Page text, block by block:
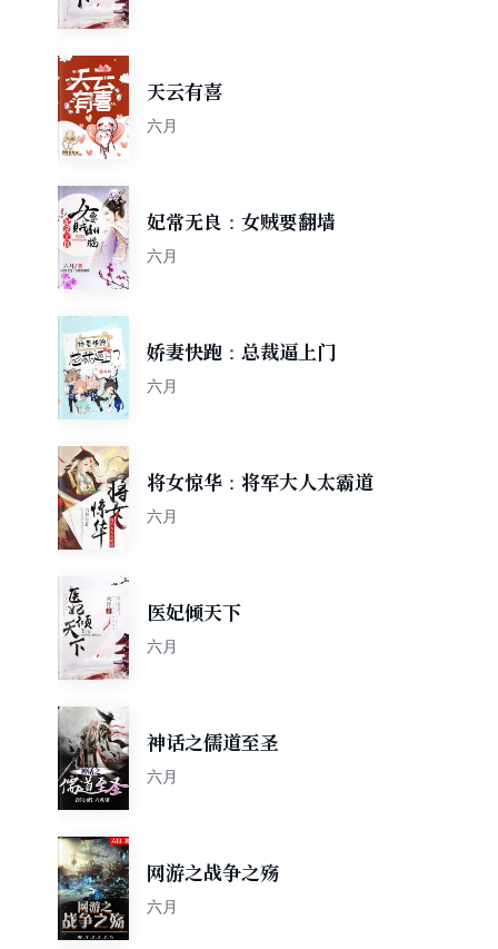
天云有喜
六月
妃常无良：女贼要翻墙
六月
娇妻快跑：总裁逼上门
六月
将女惊华：将军大人太霸道
六月
医妃倾天下
六月
神话之儒道至圣
六月
网游之战争之殇
六月